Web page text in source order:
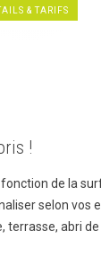
& TARIFS
!
de la
selon vos
terrasse, abri